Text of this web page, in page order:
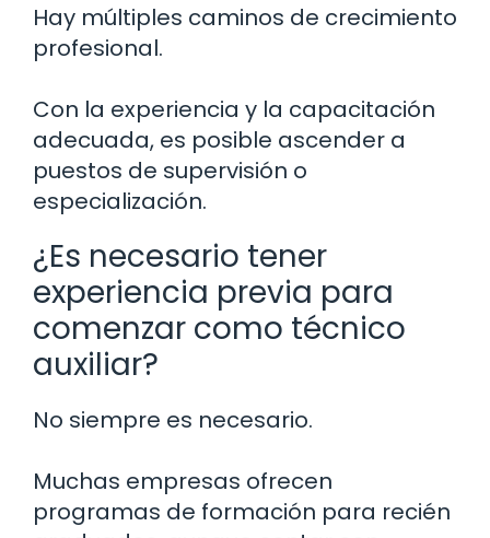
Hay múltiples caminos de crecimiento
profesional.
Con la experiencia y la capacitación
adecuada, es posible ascender a
puestos de supervisión o
especialización.
¿Es necesario tener
experiencia previa para
comenzar como técnico
auxiliar?
No siempre es necesario.
Muchas empresas ofrecen
programas de formación para recién